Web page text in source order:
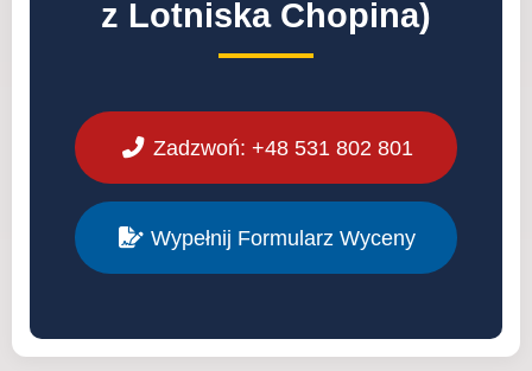
z Lotniska Chopina)
Zadzwoń: +48 531 802 801
Wypełnij Formularz Wyceny